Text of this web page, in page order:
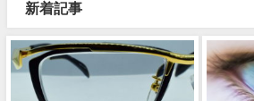
新着記事